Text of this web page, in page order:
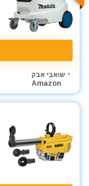
שואבי אבק
Amazon